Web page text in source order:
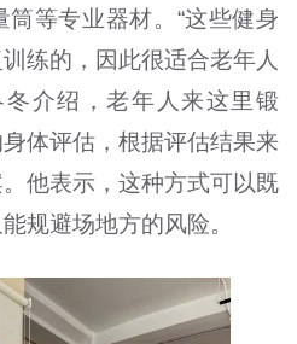
等专业器材。“这些健身
练的，因此很适合老年人
介绍，老年人来这里锻
体评估，根据评估结果来
他表示，这种方式可以既
规避场地方的风险。